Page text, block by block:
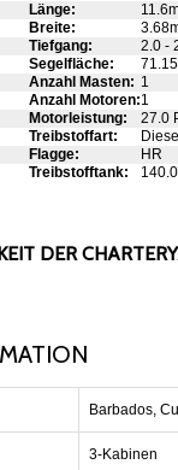
Länge:
Breite:
Tiefgang:
2.0 -
Segelfläche:
Anzahl Masten: 1
Anzahl Motoren:1
Motorleistung:
27.0
Treibstoffart:
Diesel
Flagge:
HR
Treibstofftank: 140.0l
DER
Barbados,
3-Kabinen